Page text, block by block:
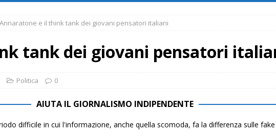
2, Roggero (Lega): “Il Comune sapeva da novembre, non ci
al Cristo: la Linea 2 trasloca in Corso Marx. Insorgono i
firme”
ATTUALITÀ
il sindaco esplode: “Comunicazione vergognosa,
Annaratone e il think tank dei giovani pensatori italiani
tank dei giovani pensatori
Politica 0
AIUTA IL GIORNALISMO INDIPENDENTE
difficile in cui l'informazione, anche quella scomoda, fa la differenza sulle